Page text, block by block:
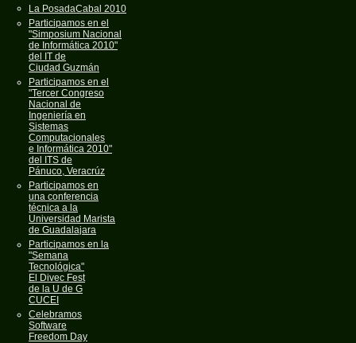
La PosadaCabal 2010
Participamos en el
"Simposium Nacional
de Informática 2010"
del IT de
Ciudad Guzmán
Participamos en el
"Tercer Congreso
Nacional de
Ingeniería en
Sistemas
Computacionales
e Informática 2010"
del ITS de
Pánuco, Veracrúz
Participamos en
una conferencia
técnica a la
Universidad Marista
de Guadalajara
Participamos en la
"Semana
Tecnológica"
El Divec Fest
de la U de G
CUCEI
Celebramos
Software
Freedom Day